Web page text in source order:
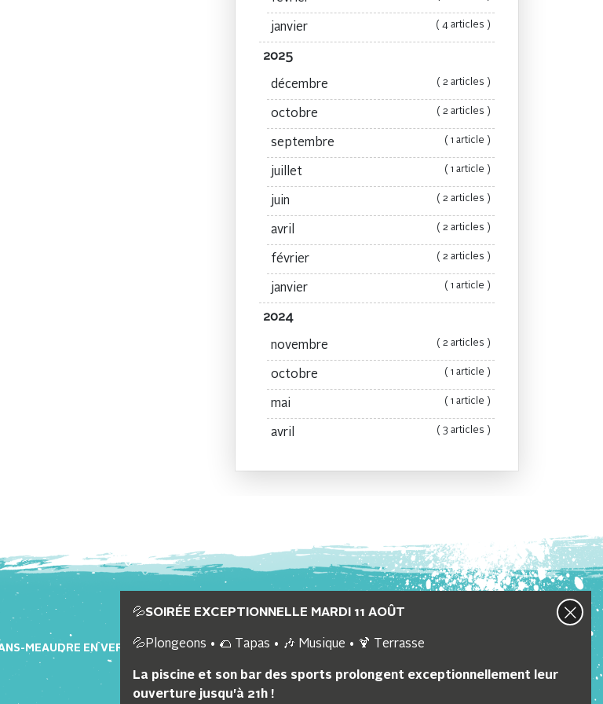
janvier ( 4 articles )
2025
décembre ( 2 articles )
octobre ( 2 articles )
septembre ( 1 article )
juillet ( 1 article )
juin ( 2 articles )
avril ( 2 articles )
février ( 2 articles )
janvier ( 1 article )
2024
novembre ( 2 articles )
octobre ( 1 article )
mai ( 1 article )
avril ( 3 articles )
MEAUDRE EN VERCORS Lien utiles
Webcam
💦SOIRÉE EXCEPTIONNELLE MARDI 11 AOÛT
💦Plongeons • 🌮 Tapas • 🎶 Musique • 🍹 Terrasse
La piscine et son bar des sports prolongent exceptionnellement leur
ouverture jusqu'à 21h !